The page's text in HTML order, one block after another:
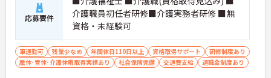
応募要件
介護職員初任者研修■介護実務者研修 ■無
資格・未経験可
車通勤可 残業少なめ 年間休日110日以上 資格取得サポート
研修制度あり
産休･育休･介護休暇取得実績あり
社会保険完備 交通費支給 退職金制度あり